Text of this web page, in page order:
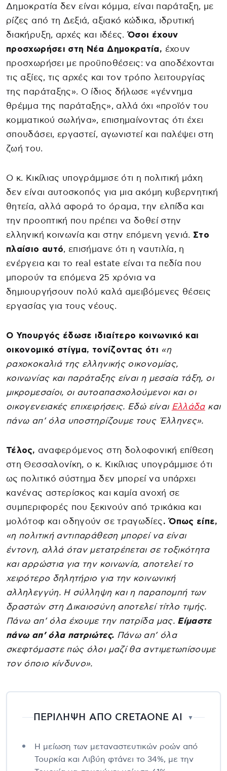
Δημοκρατία δεν είναι κόμμα, είναι παράταξη, με
ρίζες από τη Δεξιά, αξιακό κώδικα, ιδρυτική
διακήρυξη, αρχές και ιδέες. Όσοι έχουν
προσχωρήσει στη Νέα Δημοκρατία, έχουν
προσχωρήσει με προϋποθέσεις: να αποδέχονται
τις αξίες, τις αρχές και τον τρόπο λειτουργίας
της παράταξης». Ο ίδιος δήλωσε «γέννημα
θρέμμα της παράταξης», αλλά όχι «προϊόν του
κομματικού σωλήνα», επισημαίνοντας ότι έχει
σπουδάσει, εργαστεί, αγωνιστεί και παλέψει στη
ζωή του.
Ο κ. Κικίλιας υπογράμμισε ότι η πολιτική μάχη
δεν είναι αυτοσκοπός για μια ακόμη κυβερνητική
θητεία, αλλά αφορά το όραμα, την ελπίδα και
την προοπτική που πρέπει να δοθεί στην
ελληνική κοινωνία και στην επόμενη γενιά. Στο
πλαίσιο αυτό, επισήμανε ότι η ναυτιλία, η
ενέργεια και το real estate είναι τα πεδία που
μπορούν τα επόμενα 25 χρόνια να
δημιουργήσουν πολύ καλά αμειβόμενες θέσεις
εργασίας για τους νέους.
Ο Υπουργός έδωσε ιδιαίτερο κοινωνικό και
οικονομικό στίγμα, τονίζοντας ότι «η
ραχοκοκαλιά της ελληνικής οικονομίας,
κοινωνίας και παράταξης είναι η μεσαία τάξη, οι
μικρομεσαίοι, οι αυτοαπασχολούμενοι και οι
οικογενειακές επιχειρήσεις. Εδώ είναι Ελλάδακαι
πάνω απ’ όλα υποστηρίζουμε τους Έλληνες».
Τέλος, αναφερόμενος στη δολοφονική επίθεση
στη Θεσσαλονίκη, ο κ. Κικίλιας υπογράμμισε ότι
ως πολιτικό σύστημα δεν μπορεί να υπάρχει
κανένας αστερίσκος και καμία ανοχή σε
συμπεριφορές που ξεκινούν από τρικάκια και
μολότοφ και οδηγούν σε τραγωδίες. Όπως είπε,
«η πολιτική αντιπαράθεση μπορεί να είναι
έντονη, αλλά όταν μετατρέπεται σε τοξικότητα
και αρρώστια για την κοινωνία, αποτελεί το
χειρότερο δηλητήριο για την κοινωνική
αλληλεγγύη. Η σύλληψη και η παραπομπή των
δραστών στη Δικαιοσύνη αποτελεί τίτλο τιμής.
Πάνω απ’ όλα έχουμε την πατρίδα μας. Είμαστε
πάνω απ’ όλα πατριώτες. Πάνω απ’ όλα
σκεφτόμαστε πώς όλοι μαζί θα αντιμετωπίσουμε
τον όποιο κίνδυνο».
ΠΕΡΙΛΗΨΗ ΑΠΟ CRETAONE AI ▼
Η μείωση των μεταναστευτικών ροών από
Τουρκία και Λιβύη φτάνει το 34%, με την